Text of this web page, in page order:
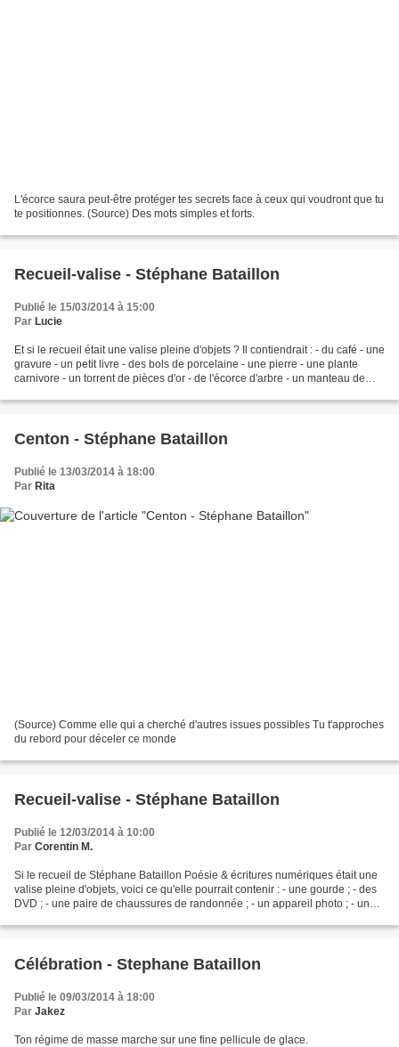
L'écorce saura peut-être protéger tes secrets face à ceux qui voudront que tu
te positionnes. (Source) Des mots simples et forts.
Recueil-valise - Stéphane Bataillon
Publié le 15/03/2014 à 15:00
Par Lucie
Et si le recueil était une valise pleine d'objets ? Il contiendrait : - du café - une
gravure - un petit livre - des bols de porcelaine - une pierre - une plante
carnivore - un torrent de pièces d'or - de l'écorce d'arbre - un manteau de
Centon - Stéphane Bataillon
Publié le 13/03/2014 à 18:00
Par Rita
(Source) Comme elle qui a cherché d'autres issues possibles Tu t'approches
du rebord pour déceler ce monde
Recueil-valise - Stéphane Bataillon
Publié le 12/03/2014 à 10:00
Par Corentin M.
Si le recueil de Stéphane Bataillon Poésie & écritures numériques était une
valise pleine d'objets, voici ce qu'elle pourrait contenir : - une gourde ; - des
DVD ; - une paire de chaussures de randonnée ; - un appareil photo ; - un
Célébration - Stephane Bataillon
Publié le 09/03/2014 à 18:00
Par Jakez
Ton régime de masse marche sur une fine pellicule de glace.